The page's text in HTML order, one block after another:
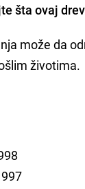
šta ovaj
može da
životima.